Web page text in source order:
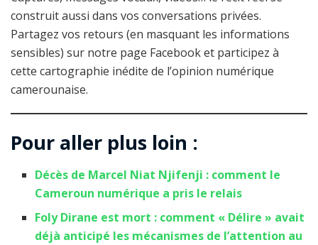
construit aussi dans vos conversations privées.
Partagez vos retours (en masquant les informations
sensibles) sur notre page Facebook et participez à
cette cartographie inédite de l’opinion numérique
camerounaise.
Pour aller plus loin :
Décès de Marcel Niat Njifenji : comment le
Cameroun numérique a pris le relais
Foly Dirane est mort : comment « Délire » avait
déjà anticipé les mécanismes de l’attention au